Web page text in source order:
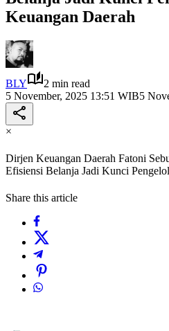
Keuangan Daerah
BLY
2 min read
5 November, 2025 13:51 WIB5
×
Dirjen Keuangan Daerah Fatoni
Efisiensi Belanja Jadi Kunci
Share this article